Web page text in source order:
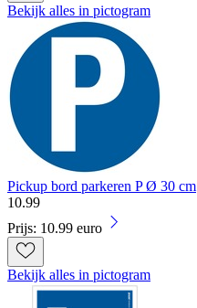
Bekijk alles in pictogram
Pickup bord parkeren P Ø 30 cm
10.99
Prijs: 10.99 euro
Bekijk alles in pictogram